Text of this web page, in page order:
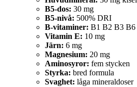
B5-dos: 30 mg
B5-nivå: 500% DRI
B-vitaminer: B1 B2 B3 B6
Vitamin E: 10 mg
Järn: 6 mg
Magnesium: 20 mg
Aminosyror: fem stycken
Styrka: bred formula
Svaghet: låga mineraldoser